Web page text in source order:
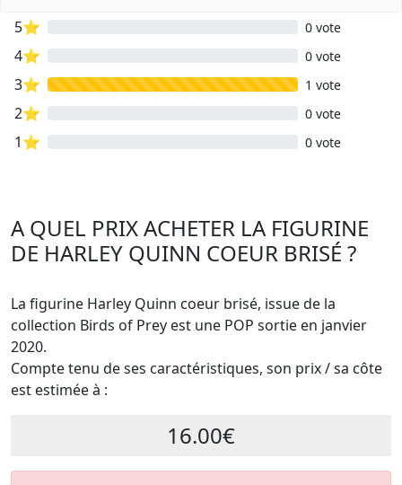
5⭐ 0 vote
4⭐ 0 vote
3⭐ 1 vote
2⭐ 0 vote
1⭐ 0 vote
A QUEL PRIX ACHETER LA FIGURINE
DE HARLEY QUINN COEUR BRISÉ ?
La figurine Harley Quinn coeur brisé, issue de la
collection Birds of Prey est une POP sortie en janvier
2020.
Compte tenu de ses caractéristiques, son prix / sa côte
est estimée à :
16.00€